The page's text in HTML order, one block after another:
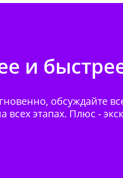
и
обсуждайте
всех этапах. Плюс -